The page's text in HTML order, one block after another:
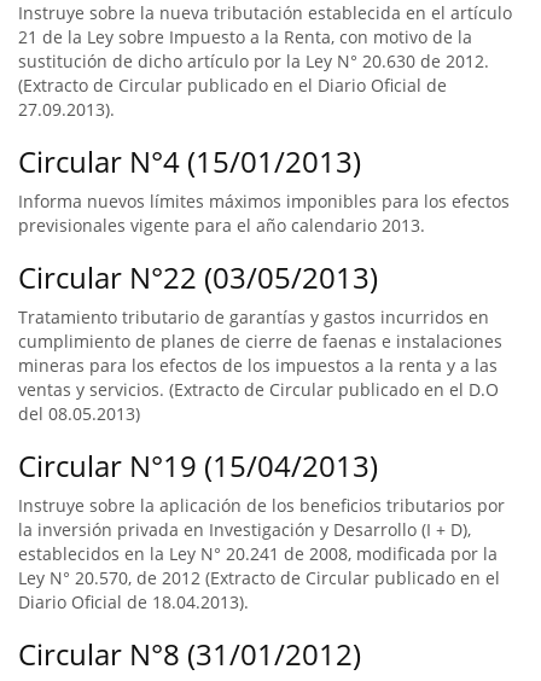
Instruye sobre la nueva tributación establecida en el artículo
21 de la Ley sobre Impuesto a la Renta, con motivo de la
sustitución de dicho artículo por la Ley N° 20.630 de 2012.
(Extracto de Circular publicado en el Diario Oficial de
27.09.2013).
Circular N°4 (15/01/2013)
Informa nuevos límites máximos imponibles para los efectos
previsionales vigente para el año calendario 2013.
Circular N°22 (03/05/2013)
Tratamiento tributario de garantías y gastos incurridos en
cumplimiento de planes de cierre de faenas e instalaciones
mineras para los efectos de los impuestos a la renta y a las
ventas y servicios. (Extracto de Circular publicado en el D.O
del 08.05.2013)
Circular N°19 (15/04/2013)
Instruye sobre la aplicación de los beneficios tributarios por
la inversión privada en Investigación y Desarrollo (I + D),
establecidos en la Ley N° 20.241 de 2008, modificada por la
Ley N° 20.570, de 2012 (Extracto de Circular publicado en el
Diario Oficial de 18.04.2013).
Circular N°8 (31/01/2012)